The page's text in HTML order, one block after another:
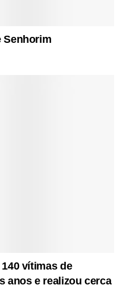
Senhorim
vítimas de
anos e realizou cerca